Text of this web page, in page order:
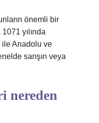
önemli bir
yılında
ile Anadolu ve
sarışın veya
nereden